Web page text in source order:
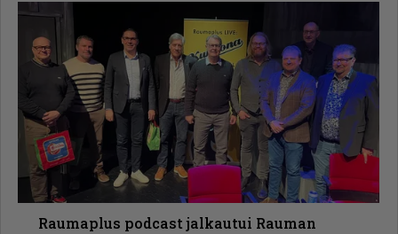
Raumaplus podcast jalkautui Rauman